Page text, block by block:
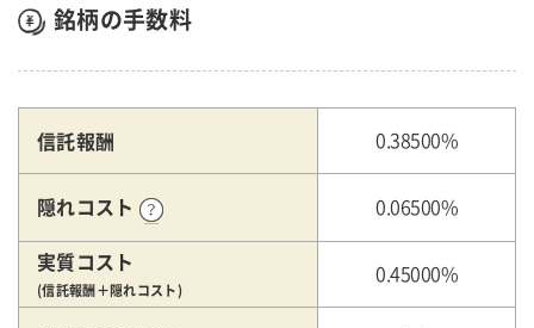
銘柄の手数料
信託報酬 0.38500%
隠れコスト 0.06500%
実質コスト
(信託報酬＋隠れコスト)
0.45000%